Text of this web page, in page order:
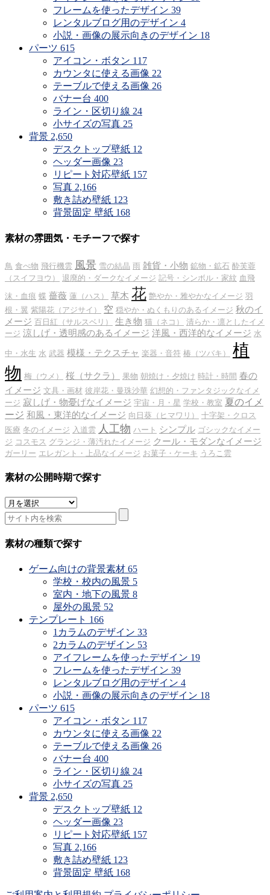
フレームを使ったデザイン 39
レンタルブログ用のデザイン 4
小説・画像の展示向きのデザイン 18
パーツ 615
アイコン・ボタン 117
カウンタに使える画像 22
テーブルで使える画像 26
バナー台 400
ライン・区切り線 24
小サイズの写真 25
背景 2,650
デスクトップ壁紙 12
ヘッダー画像 23
リピート対応壁紙 157
写真 2,166
敷き詰め壁紙 123
背景固定 壁紙 168
素材の雰囲気・モチーフで探す
鳥 食べ物 飛行機雲 風景 雪の結晶 雨 雑貨・小物 鉱物・鉱石 酔芙蓉
（スイフヨウ）
退廃的・ダークなイメージ 記号・シンボル・家紋 血飛
沫・血痕 蝶 薔薇 蓮（ハス） 草木 花 艶やか・雅やかなイメージ 羽
根・翼 紫陽花（アジサイ） 空 穏やか・ぬくもりのあるイメージ 秋のイ
メージ 百日紅（サルスベリ） 生き物 猫（ネコ）
清らか・凛としたイメ
ージ 涼しげ・透明感のあるイメージ 洋風・西洋的なイメージ 水
中・水生 水 武器 模様・テクスチャ 楽器・音符 椿（ツバキ）
植
物 梅（ウメ） 桜（サクラ） 果物 朝焼け・夕焼け 時計・時間 春の
イメージ 文具・画材 彼岸花・曼珠沙華 幻想的・ファンタジックなイメ
ージ 寂しげ・物憂げなイメージ 宇宙・月・星 学校・教室 夏のイメ
ージ 和風・東洋的なイメージ 向日葵（ヒマワリ）
十字架・クロス
医療 冬のイメージ 入道雲 人工物 ハート シンプル ゴシックなイメー
ジ コスモス グランジ・薄汚れたイメージ クール・モダンなイメージ
ガーリー エレガント・上品なイメージ お菓子・ケーキ うろこ雲
素材の公開時期で探す
素
材
の
公
素材の種類で探す
ゲーム向けの背景素材 65
学校・校内の風景 5
室内・地下の風景 8
屋外の風景 52
テンプレート 166
1カラムのデザイン 33
2カラムのデザイン 53
アイフレームを使ったデザイン 19
フレームを使ったデザイン 39
レンタルブログ用のデザイン 4
小説・画像の展示向きのデザイン 18
パーツ 615
アイコン・ボタン 117
カウンタに使える画像 22
テーブルで使える画像 26
バナー台 400
ライン・区切り線 24
小サイズの写真 25
背景 2,650
デスクトップ壁紙 12
ヘッダー画像 23
リピート対応壁紙 157
写真 2,166
敷き詰め壁紙 123
背景固定 壁紙 168